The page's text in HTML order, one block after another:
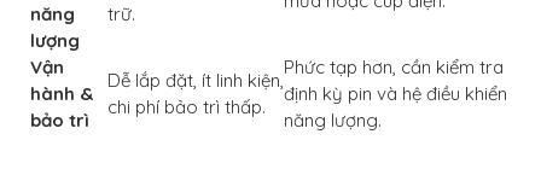
năng
lượng
trữ.
Vận
hành &
bảo trì
Dễ lắp đặt, ít linh kiện,
chi phí bảo trì thấp.
Phức tạp hơn, cần kiểm tra
định kỳ pin và hệ điều khiển
năng lượng.